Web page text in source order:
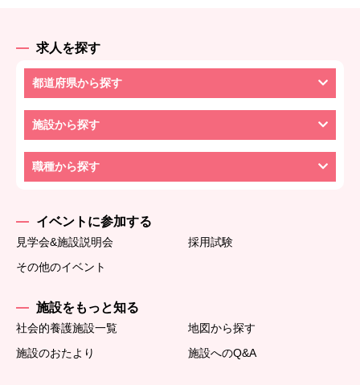
求人を探す
都道府県から探す
施設から探す
職種から探す
イベントに参加する
見学会&施設説明会
採用試験
その他のイベント
施設をもっと知る
社会的養護施設一覧
地図から探す
施設のおたより
施設へのQ&A